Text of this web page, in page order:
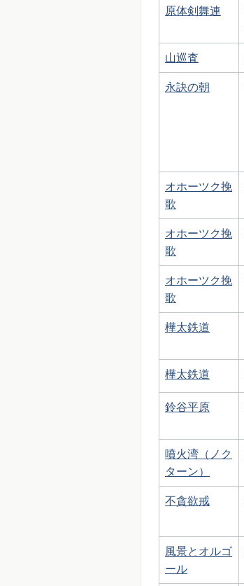
原体剣舞連
山巡査
永訣の朝
オホーツク挽
歌
オホーツク挽
歌
オホーツク挽
歌
樺太鉄道
樺太鉄道
鈴谷平原
噴火湾（ノク
ターン）
不貪欲戒
風景とオルゴ
ール